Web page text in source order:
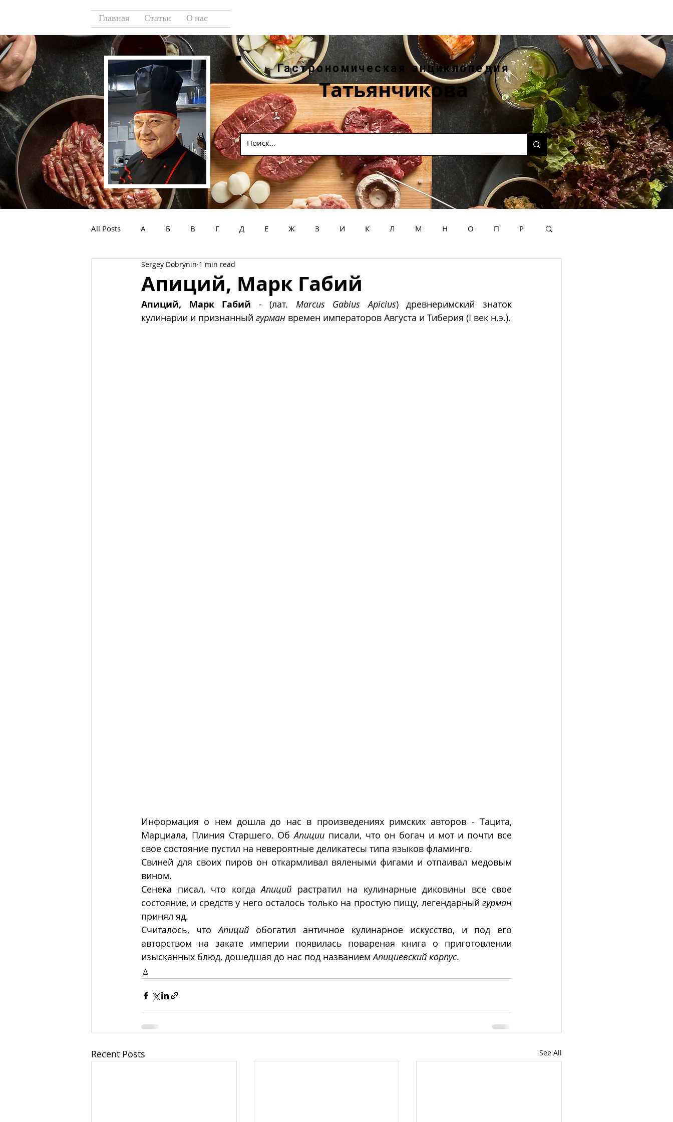
Главная Статьи О нас
Гастрономическая энциклопедия
Татьянчикова
All Posts А Б В Г Д Е Ж З И К Л М Н О П Р
У Ф Х
Апиций, Марк Габий
Sergey Dobrynin 1 min read
Апиций, Марк Габий - (лат. Marcus Gabius Apicius) древнеримский знаток
кулинарии и признанный гурман времен императоров Августа и Тиберия (I век н.э.).
Информация о нем дошла до нас в произведениях римских авторов - Тацита,
Марциала, Плиния Старшего. Об Апиции писали, что он богач и мот и почти все
свое состояние пустил на невероятные деликатесы типа языков фламинго.
Свиней для своих пиров он откармливал вялеными фигами и отпаивал медовым
вином.
Сенека писал, что когда Апиций растратил на кулинарные диковины все свое
состояние, и средств у него осталось только на простую пищу, легендарный гурман
принял яд.
Считалось, что Апиций обогатил античное кулинарное искусство, и под его
авторством на закате империи появилась повареная книга о приготовлении
изысканных блюд, дошедшая до нас под названием Апициевский корпус.
А
Recent Posts See All